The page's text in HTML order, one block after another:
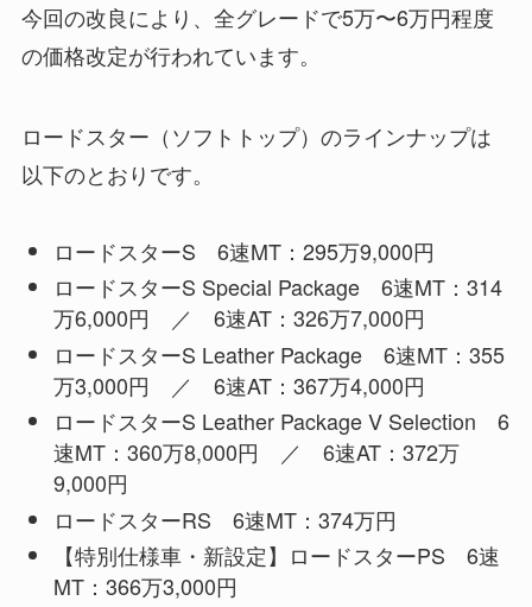
今回の改良により、全グレードで5万〜6万円程度
の価格改定が行われています。
ロードスター（ソフトトップ）のラインナップは
以下のとおりです。
ロードスターS 6速MT：295万9,000円
ロードスターS Special Package 6速MT：314
万6,000円 ／ 6速AT：326万7,000円
ロードスターS Leather Package 6速MT：355
万3,000円 ／ 6速AT：367万4,000円
ロードスターS Leather Package V Selection 6
速MT：360万8,000円 ／ 6速AT：372万
9,000円
ロードスターRS 6速MT：374万円
【特別仕様車・新設定】ロードスターPS 6速
MT：366万3,000円